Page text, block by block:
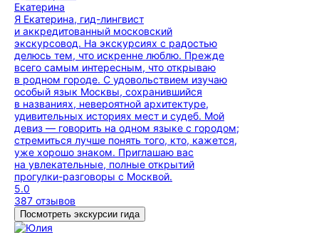
Екатерина
Я Екатерина, гид-лингвист
и аккредитованный московский
экскурсовод. На экскурсиях с радостью
делюсь тем, что искренне люблю. Прежде
всего самым интересным, что открываю
в родном городе. С удовольствием изучаю
особый язык Москвы, сохранившийся
в названиях, невероятной архитектуре,
удивительных историях мест и судеб. Мой
девиз — говорить на одном языке с городом;
стремиться лучше понять того, кто, кажется,
уже хорошо знаком. Приглашаю вас
на увлекательные, полные открытий
прогулки-разговоры с Москвой.
5.0
387 отзывов
Посмотреть экскурсии гида